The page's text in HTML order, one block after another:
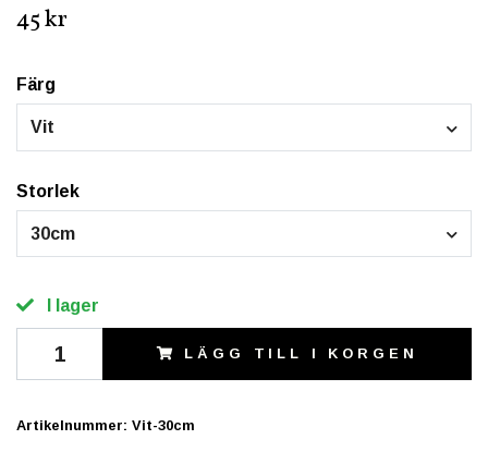
45 kr
Färg
Vit
Storlek
30cm
I lager
LÄGG TILL I KORGEN
Artikelnummer: Vit-30cm